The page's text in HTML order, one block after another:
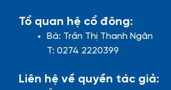
Tổ quan hệ cổ đông:
Bà: Trần Thị Thanh Ngân
T: 0274 2220399
Liên hệ về quyền tác giả: